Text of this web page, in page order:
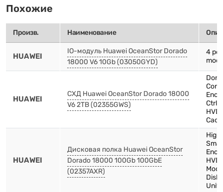
Похожие
Произв. Наименование
HUAWEI
IO-модуль Huawei OceanStor Dorado
18000 V6 10Gb (03050GYD)
4
HUAWEI
СХД Huawei OceanStor Dorado 18000
V6 2TB (02355GWS)
HUAWEI
Дисковая полка Huawei OceanStor
Dorado 18000 100Gb 100GbE
(02357AXR)
Disk